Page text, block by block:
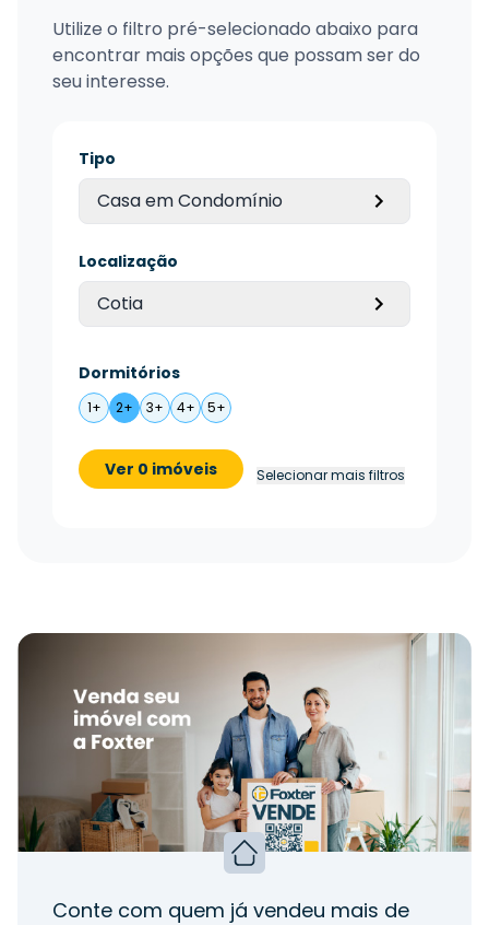
Utilize o filtro pré-selecionado abaixo para
encontrar mais opções que possam ser do
seu interesse.
Tipo
Casa em Condomínio
Localização
Cotia
Dormitórios
1+ 2+ 3+ 4+ 5+
Ver 0 imóveis Selecionar mais filtros
Conte com quem já vendeu mais de